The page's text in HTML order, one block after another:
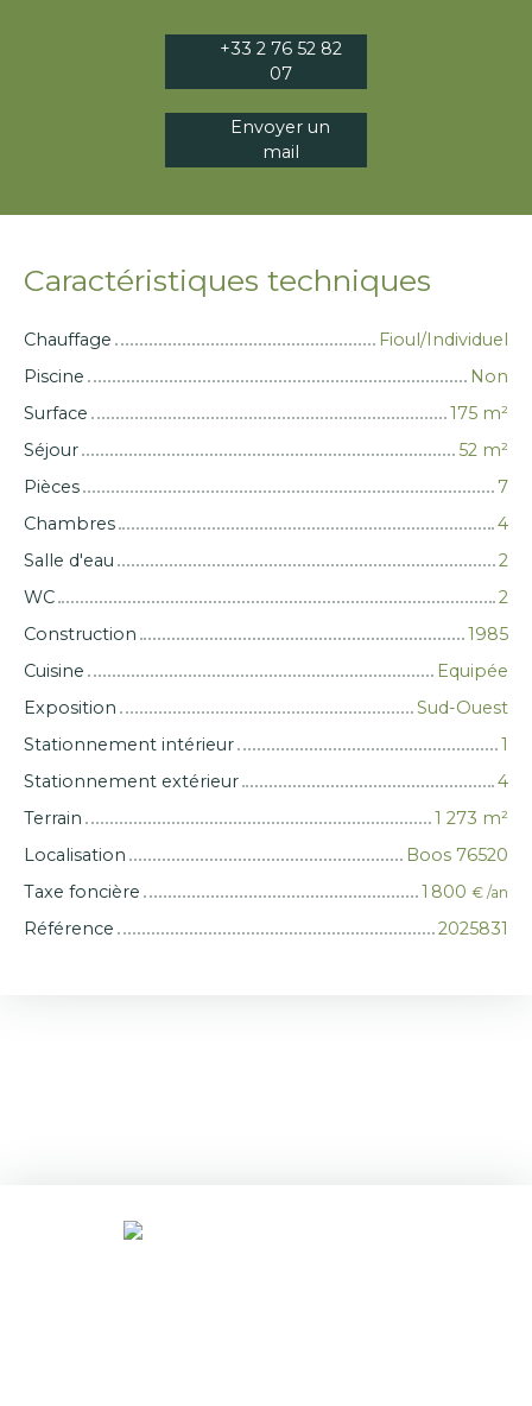
+33 2 76 52 82
07
Envoyer un
mail
Caractéristiques techniques
Chauffage
Fioul/Individuel
Piscine
Non
Surface
175 m²
Séjour
52 m²
Pièces
7
Chambres
4
Salle d'eau
2
WC
2
Construction
1985
Cuisine
Equipée
Exposition
Sud-Ouest
Stationnement intérieur
1
Stationnement extérieur
4
Terrain
1 273 m²
Localisation
Boos 76520
Taxe foncière
1 800 € /an
Référence 2025831